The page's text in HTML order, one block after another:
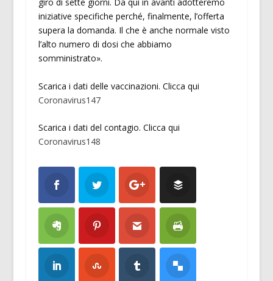
iniziative specifiche perché, finalmente, l’offerta
supera la domanda. Il che è anche normale visto
l’alto numero di dosi che abbiamo
somministrato».
Scarica i dati delle vaccinazioni. Clicca qui
Coronavirus147
Scarica i dati del contagio. Clicca qui
Coronavirus148